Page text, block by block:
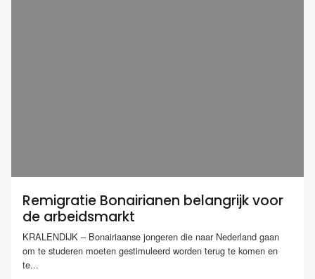
Remigratie Bonairianen belangrijk voor
de arbeidsmarkt
KRALENDIJK – Bonairiaanse jongeren die naar Nederland gaan
om te studeren moeten gestimuleerd worden terug te komen en
te...